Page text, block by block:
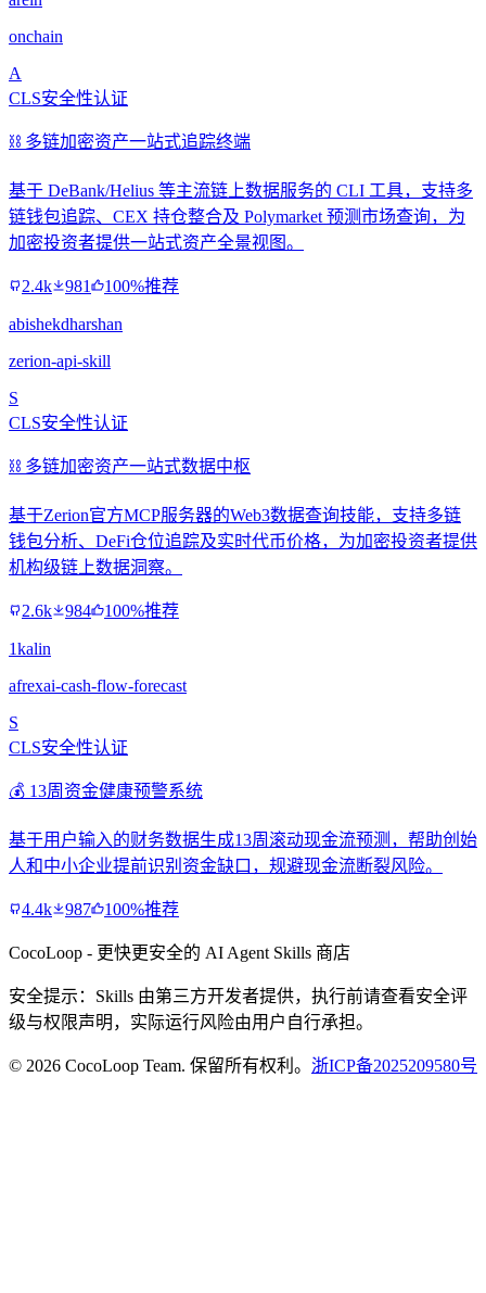
onchain
A
CLS安全性认证
⛓️ 多链加密资产一站式追踪终端
基于 DeBank/Helius 等主流链上数据服务的 CLI 工具，支持多
链钱包追踪、CEX 持仓整合及 Polymarket 预测市场查询，为
加密投资者提供一站式资产全景视图。
2.4k 981 100%推荐
abishekdharshan
zerion-api-skill
S
CLS安全性认证
⛓️ 多链加密资产一站式数据中枢
基于Zerion官方MCP服务器的Web3数据查询技能，支持多链
钱包分析、DeFi仓位追踪及实时代币价格，为加密投资者提供
机构级链上数据洞察。
2.6k 984 100%推荐
1kalin
afrexai-cash-flow-forecast
S
CLS安全性认证
💰 13周资金健康预警系统
基于用户输入的财务数据生成13周滚动现金流预测，帮助创始
人和中小企业提前识别资金缺口，规避现金流断裂风险。
4.4k 987 100%推荐
CocoLoop - 更快更安全的 AI Agent Skills 商店
安全提示：Skills 由第三方开发者提供，执行前请查看安全评
级与权限声明，实际运行风险由用户自行承担。
© 2026 CocoLoop Team. 保留所有权利。 浙ICP备2025209580号